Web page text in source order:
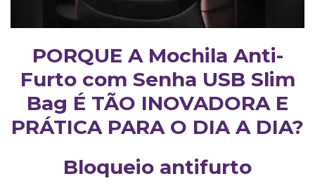
PORQUE A Mochila Anti-
Furto com Senha USB Slim
Bag É TÃO INOVADORA E
PRÁTICA PARA O DIA A DIA?
Bloqueio antifurto